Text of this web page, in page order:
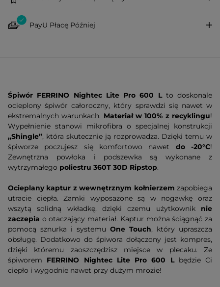
PayU Płacę Później
Śpiwór FERRINO Nightec Lite Pro 600 Lto doskonale
ocieplony śpiwór całoroczny, który sprawdzi się nawet w
ekstremalnych warunkach. Materiał w 100% z recyklingu!
Wypełnienie stanowi mikrofibra o specjalnej konstrukcji
„Shingle”, która skutecznie ją rozprowadza. Dzięki temu w
śpiworze poczujesz się komfortowo nawet do -20°C!
Zewnętrzna powłoka i podszewka są wykonane z
wytrzymałego poliestru 360T 30D Ripstop.
Ocieplany kaptur z wewnętrznym kołnierzem zapobiega
utracie ciepła. Zamki wyposażone są w nogawkę oraz
wszytą solidną wkładkę, dzięki czemu użytkownik nie
zaczepia o otaczający materiał. Kaptur można ściągnąć za
pomocą sznurka i systemu One Touch, który upraszcza
obsługę. Dodatkowo do śpiwora dołączony jest kompres,
dzięki któremu zaoszczędzisz miejsce w plecaku. Ze
śpiworem FERRINO Nightec Lite Pro 600 Lbędzie Ci
ciepło i wygodnie nawet przy dużym mrozie!